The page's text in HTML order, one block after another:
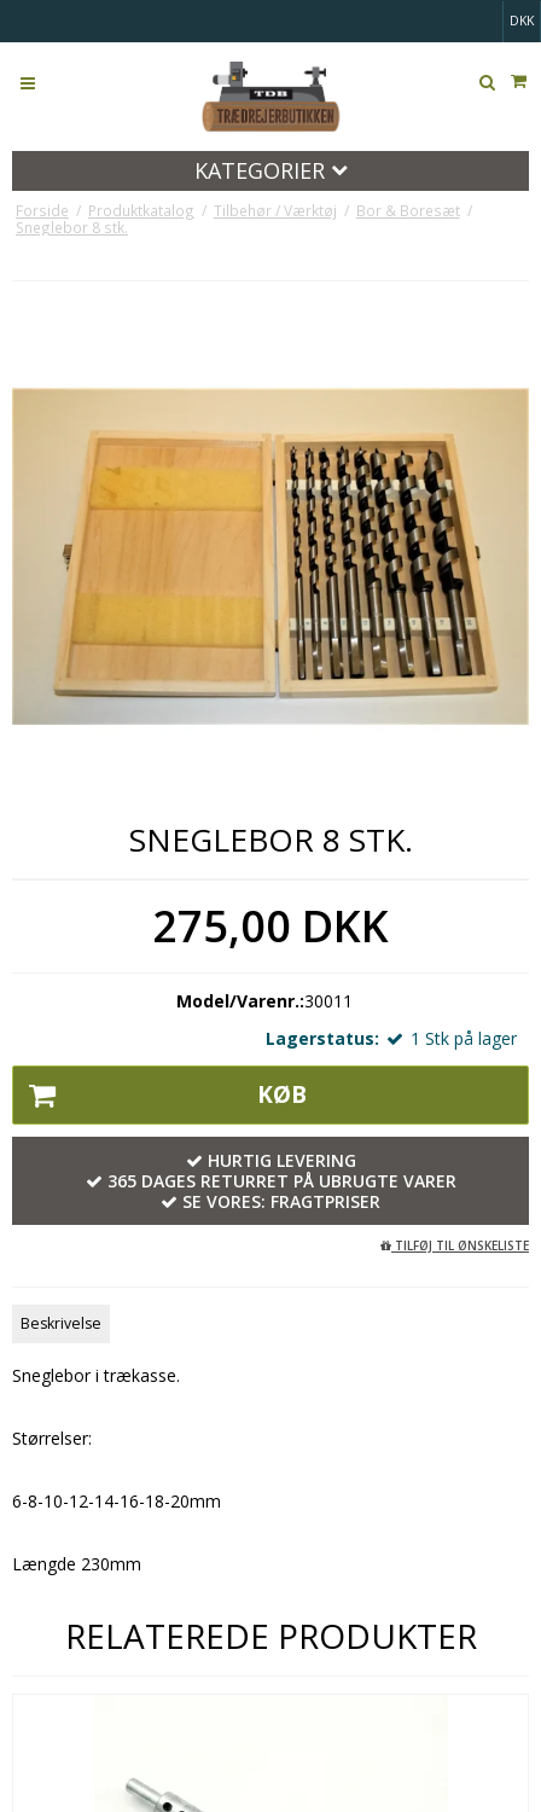
DKK
KATEGORIER
Forside / Produktkatalog / Tilbehør / Værktøj / Bor & Boresæt /
Sneglebor 8 stk.
SNEGLEBOR 8 STK.
275,00 DKK
Model/Varenr.:30011
Lagerstatus:
1 Stk på lager
KØB
HURTIG LEVERING
365 DAGES RETURRET PÅ UBRUGTE VARER
SE VORES: FRAGTPRISER
TILFØJ TIL ØNSKELISTE
Beskrivelse
Sneglebor i trækasse.
Størrelser:
6-8-10-12-14-16-18-20mm
Længde 230mm
RELATEREDE PRODUKTER